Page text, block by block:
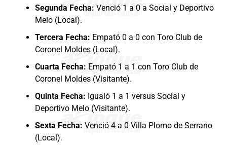
Segunda Fecha: Venció 1 a 0 a Social y Deportivo
Melo (Local).
Tercera Fecha: Empató 0 a 0 con Toro Club de
Coronel Moldes (Local).
Cuarta Fecha: Empató 1 a 1 con Toro Club de
Coronel Moldes (Visitante).
Quinta Fecha: Igualó 1 a 1 versus Social y
Deportivo Melo (Visitante).
Sexta Fecha: Venció 4 a 0 Villa Plomo de Serrano
(Local).